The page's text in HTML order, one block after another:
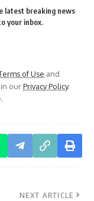
latest breaking news
your inbox.
of Use and
ourPrivacy Policy.
NEXT ARTICLE